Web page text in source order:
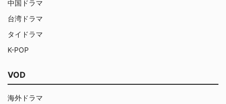
中国ドラマ
台湾ドラマ
タイドラマ
K-POP
VOD
海外ドラマ